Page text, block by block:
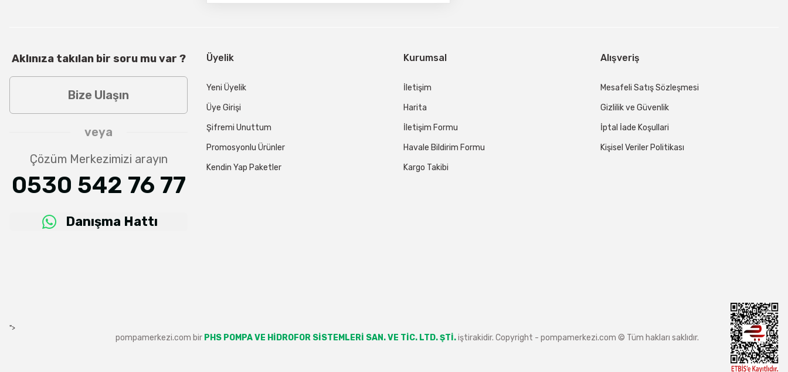
Aklınıza takılan bir soru mu var ?
Bize Ulaşın
veya
Çözüm Merkezimizi arayın
0530 542 76 77
Danışma Hattı
Üyelik
Yeni Üyelik
Üye Girişi
Şifremi Unuttum
Promosyonlu Ürünler
Kendin Yap Paketler
Kurumsal
İletişim
Harita
İletişim Formu
Havale Bildirim Formu
Kargo Takibi
Alışveriş
Mesafeli Satış Sözleşmesi
Gizlilik ve Güvenlik
İptal İade Koşullari
Kişisel Veriler Politikası
">
pompamerkezi.com bir PHS POMPA VE HİDROFOR SİSTEMLERİ SAN. VE TİC. LTD. ŞTİ.iştirakidir. Copyright - pompamerkezi.com © Tüm hakları saklıdır.